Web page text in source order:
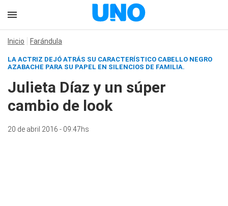
Inicio Farándula
LA ACTRIZ DEJÓ ATRÁS SU CARACTERÍSTICO CABELLO NEGRO
AZABACHE PARA SU PAPEL EN SILENCIOS DE FAMILIA.
Julieta Díaz y un súper
cambio de look
20 de abril 2016 - 09:47hs